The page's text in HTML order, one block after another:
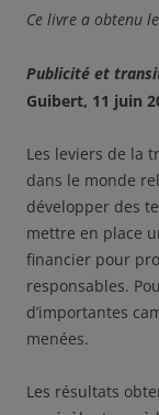
Ce livre a obtenu
Publicité et
Guibert, 11 juin
Les leviers de la
dans le monde
développer des
mettre en place
financier pour
responsables.
d’importantes
menées.
Les résultats